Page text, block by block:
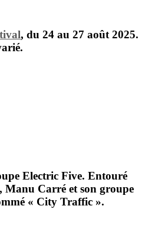
, du 24 au 27 août 2025.
Electric Five. Entouré
Manu Carré et son groupe
« City Traffic ».